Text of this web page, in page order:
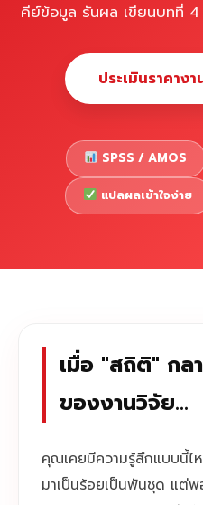
Copyright © 2026 รับท
ดุษฎีนิพนธ์ ทักไล
คีย์ข้อมูล รันผล เขียนบทที่
ประเมินราคา
SPSS / AMOS
แปลผลเข้าใจง่าย
เมื่อ "สถิติ" กล
ของงานวิจัย...
คุณเคยมีความรู้สึกแบบนี้ไ
มาเป็นร้อยเป็นพันชุด แต่